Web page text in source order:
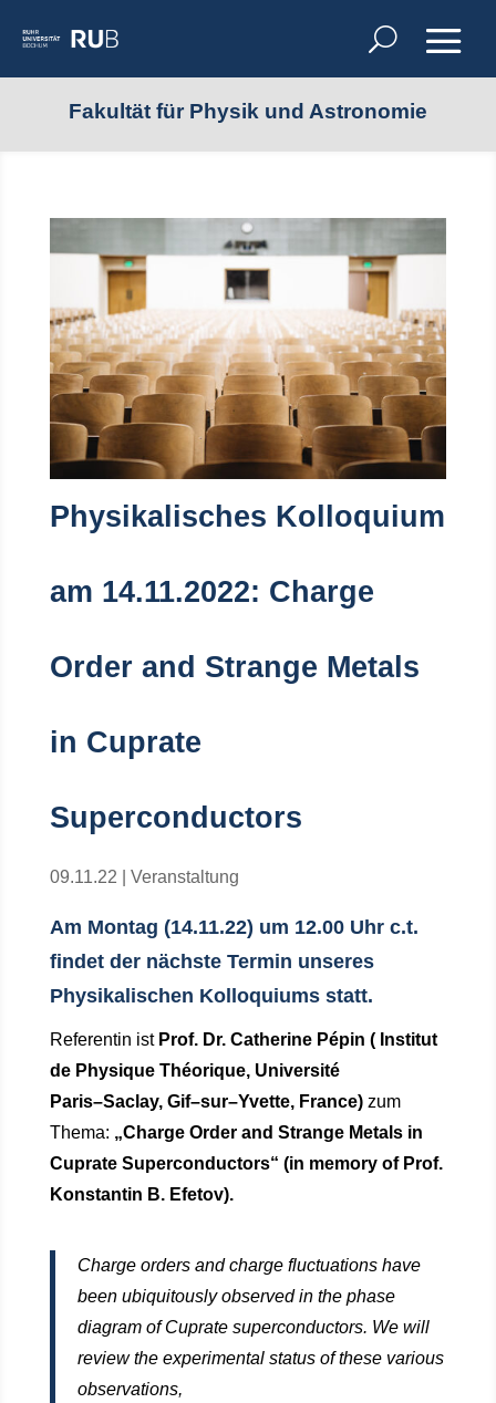
Fakultät für Physik und Astronomie
Physikalisches Kolloquium
am 14.11.2022: Charge
Order and Strange Metals
in Cuprate
Superconductors
09.11.22 Veranstaltung
Am Montag (14.11.22) um 12.00 Uhr c.t.
findet der nächste Termin unseres
Physikalischen Kolloquiums statt.
Referentin ist Prof. Dr. Catherine Pépin (Institut
de Physique Théorique, Université
Paris–Saclay, Gif–sur–Yvette, France)zum
Thema: „Charge Order and Strange Metals in
Cuprate Superconductors“ (in memory ofProf.
Konstantin B.Efetov).
Charge orders and charge fluctuations have
been ubiquitously observed in the phase
diagram of Cuprate superconductors. We will
review the experimental status of these various
observations,